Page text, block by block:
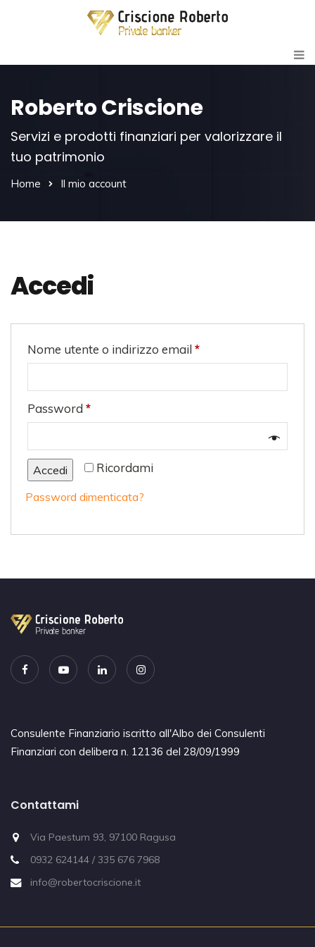
Roberto Criscione
Servizi e prodotti finanziari per valorizzare il
tuo patrimonio
Home Il mio account
Accedi
Nome utente o indirizzo email *
Password *
Ricordami
Accedi
Password dimenticata?
Consulente Finanziario iscritto all'Albo dei Consulenti
Finanziari con delibera n. 12136 del 28/09/1999
Contattami
Via Paestum 93, 97100 Ragusa
0932 624144 / 335 676 7968
info@robertocriscione.it